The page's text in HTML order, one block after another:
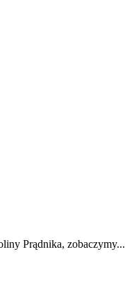
Prądnika, zobaczymy...